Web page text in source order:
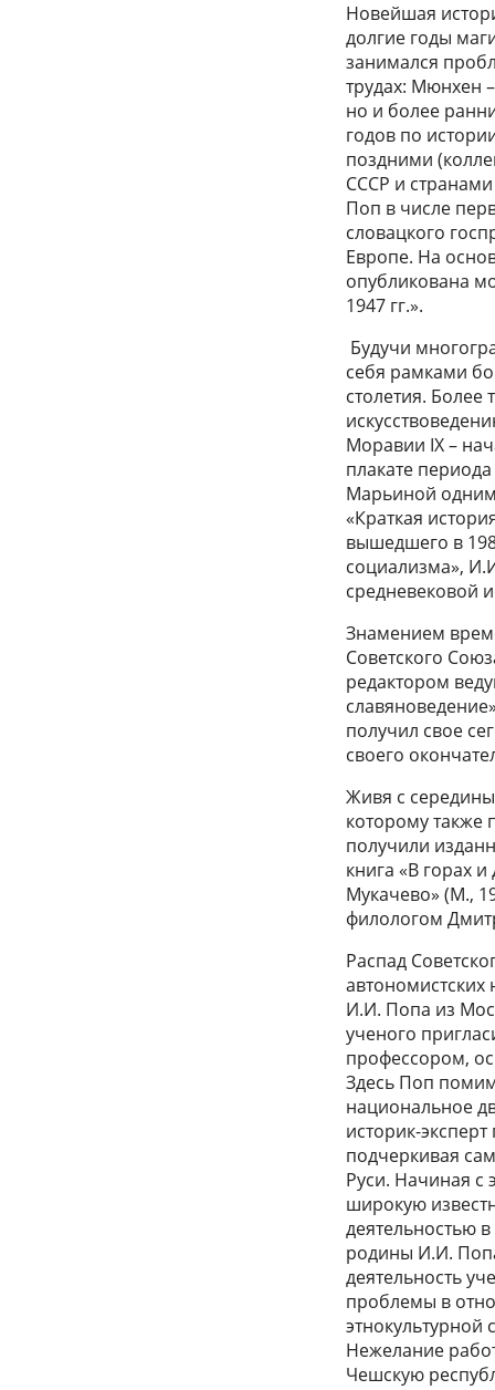
Новейшая
долгие годы
занимался
трудах: Мюнхен
но и более
годов по
поздними
СССР и
Поп в числе
словацкого
Европе. На
опубликована
1947 гг.».
Будучи
себя рамками
столетия. Более
Моравии IX –
плакате
Марьиной одним
«Краткая
вышедшего в
социализма»,
средневековой
Знамением
Советского
редактором
получил свое
своего
Живя с
которому также
получили
книга «В горах
Мукачево» (М.,
филологом
Распад
автономистских
И.И. Попа из
ученого
профессором,
Здесь Поп
национальное
историк-
подчеркивая
Руси. Начиная с
широкую
деятельностью
родины И.И.
деятельность
проблемы в
этнокультурной
Нежелание
Чешскую